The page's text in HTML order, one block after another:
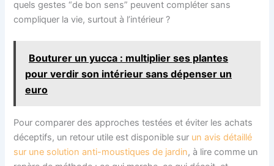
quels gestes “de bon sens” peuvent compléter sans
compliquer la vie, surtout à l’intérieur ?
Bouturer un yucca : multiplier ses plantes
pour verdir son intérieur sans dépenser un
euro
Pour comparer des approches testées et éviter les achats
déceptifs, un retour utile est disponible sur un avis détaillé
sur une solution anti-moustiques de jardin, à lire comme un